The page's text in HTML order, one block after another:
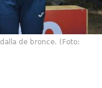
de bronce. (Foto: